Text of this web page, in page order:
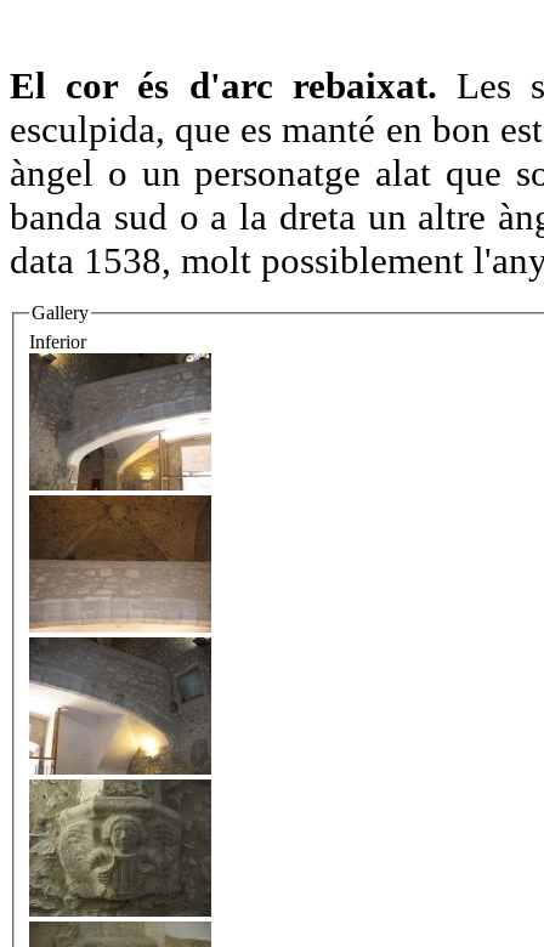
El cor és d'arc rebaixat. Les
esculpida, que es manté en bon
àngel o un personatge alat que
banda sud o a la dreta un altre
data 1538, molt possiblement
Gallery
Inferior